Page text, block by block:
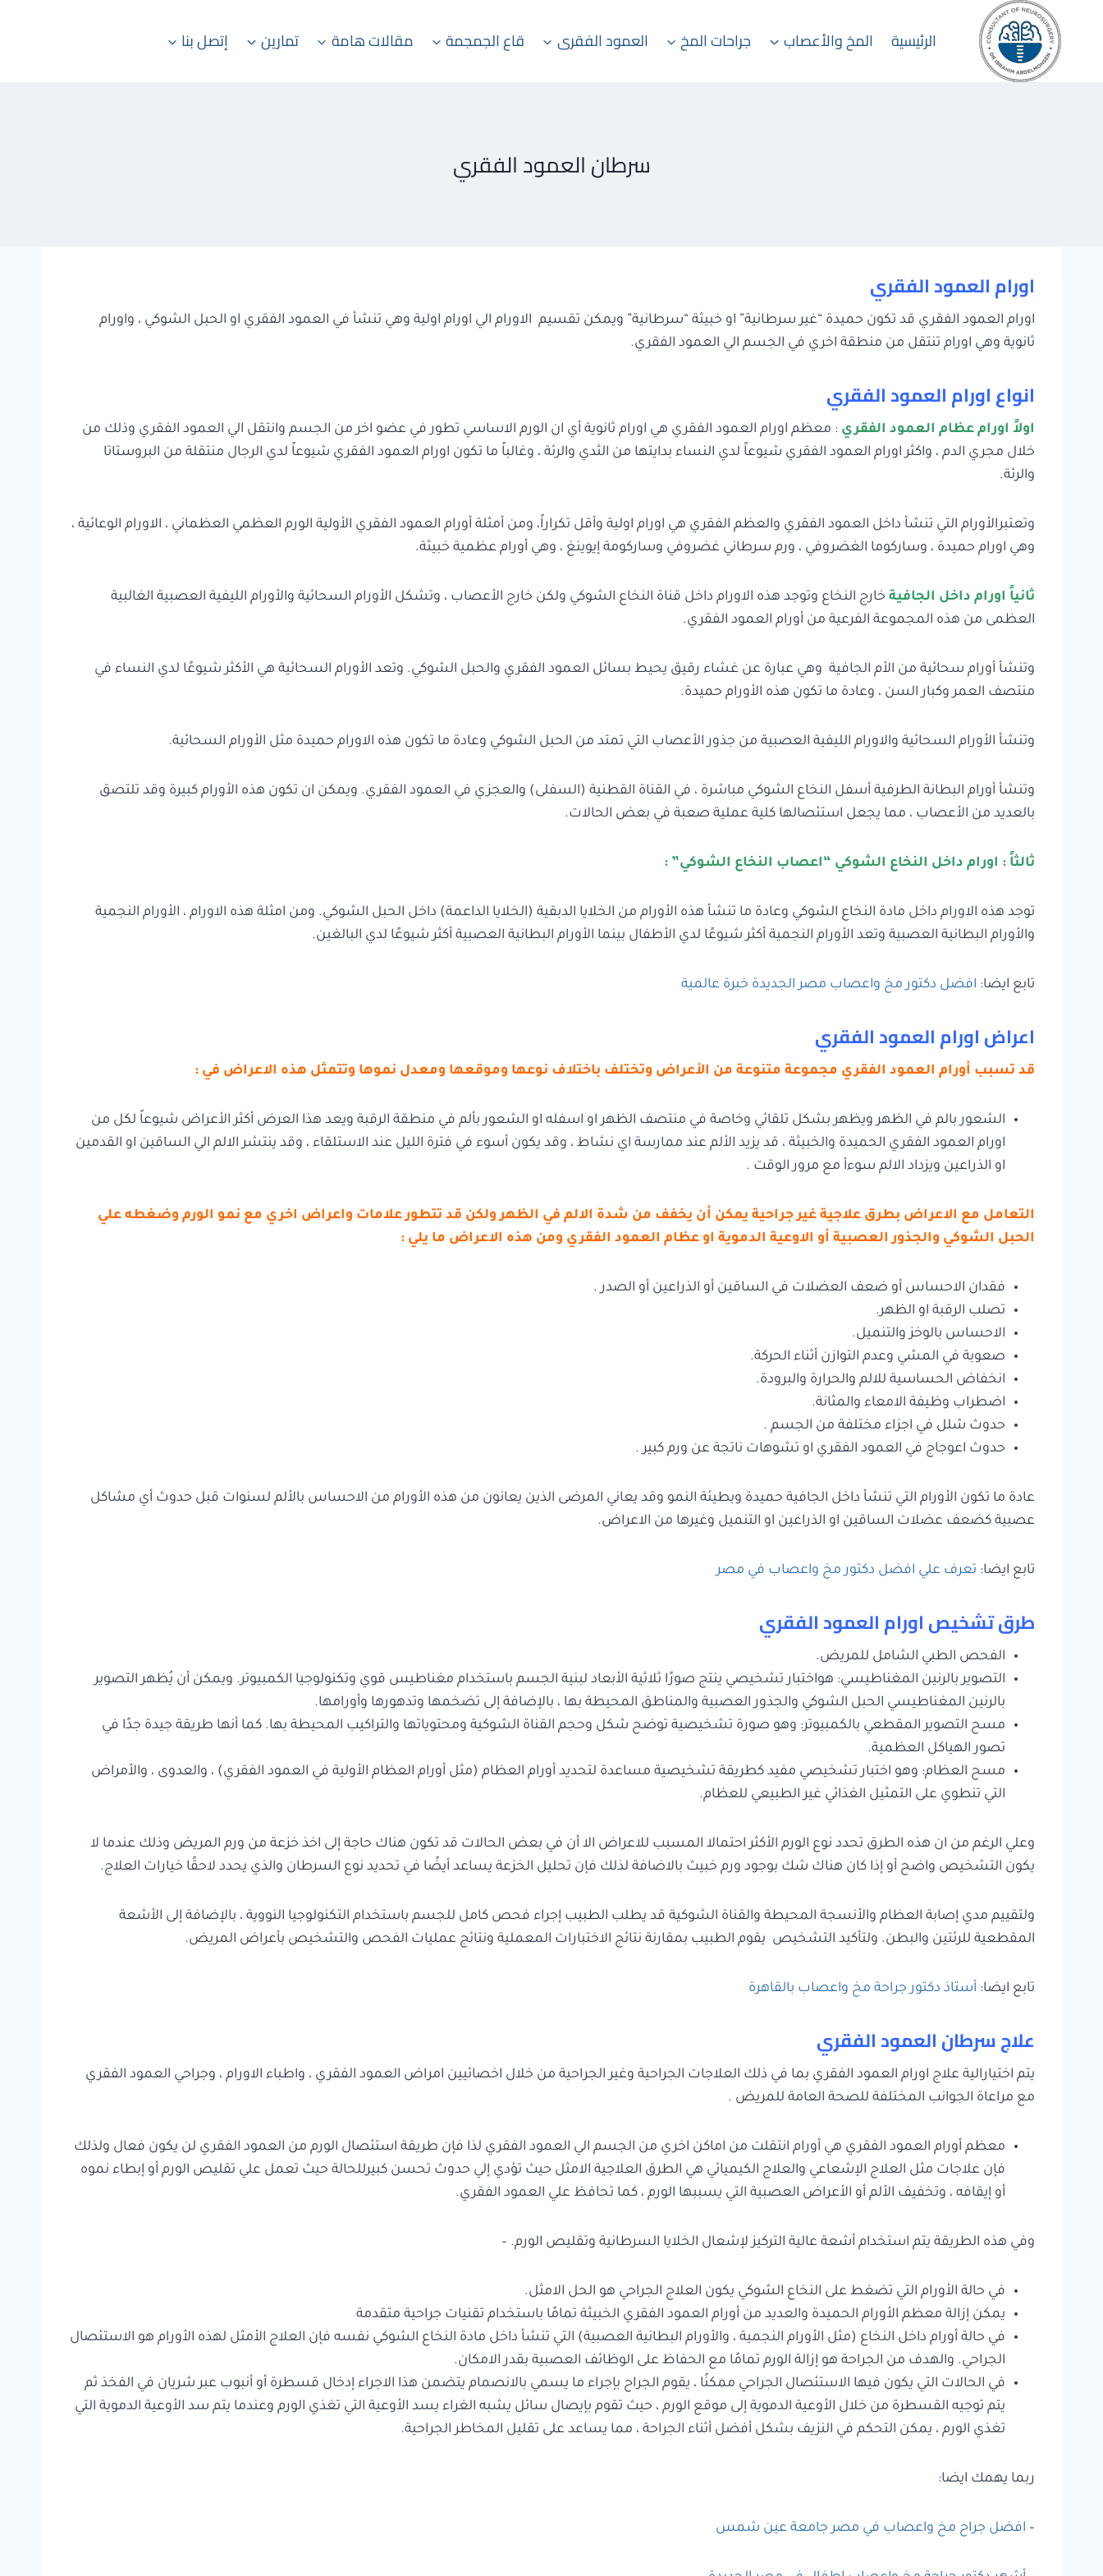
المحتوى
الرئيسية المخ والأعصاب جراحات المخ العمود الفقرى قاع الجمجمة مقالات هامة تمارين إتصل بنا
سرطان العمود الفقري
اورام العمود الفقري
اورام العمود الفقري قد تكون حميدة “غير سرطانية” او خبيثة “سرطانية” ويمكن تقسيم الاورام الي اورام اولية وهي تنشأ في العمود الفقري او الحبل الشوكي ، واورام
ثانوية وهي اورام تنتقل من منطقة اخري في الجسم الي العمود الفقري.
انواع اورام العمود الفقري
اولاً اورام عظام العمود الفقري : معظم اورام العمود الفقري هي اورام ثانوية أي ان الورم الاساسي تطور في عضو اخر من الجسم وانتقل الي العمود الفقري وذلك من
خلال مجري الدم ، واكثر اورام العمود الفقري شيوعاً لدي النساء بدايتها من الثدي والرئة ، وغالباً ما تكون اورام العمود الفقري شيوعاً لدي الرجال منتقلة من البروستاتا
والرئة.
وتعتبرالأورام التي تنشأ داخل العمود الفقري والعظم الفقري هي اورام اولية وأقل تكراراً، ومن أمثلة أورام العمود الفقري الأولية الورم العظمي العظماني ، الاورام الوعائية ،
وهي اورام حميدة ، وساركوما الغضروفي ، ورم سرطاني غضروفي وساركومة إيوينغ ، وهي أورام عظمية خبيثة.
ثانياً اورام داخل الجافية خارج النخاع وتوجد هذه الاورام داخل قناة النخاع الشوكي ولكن خارج الأعصاب ، وتشكل الأورام السحائية والأورام الليفية العصبية الغالبية
العظمى من هذه المجموعة الفرعية من أورام العمود الفقري.
وتنشأ أورام سحائية من الأم الجافية وهي عبارة عن غشاء رقيق يحيط بسائل العمود الفقري والحبل الشوكي. وتعد الأورام السحائية هي الأكثر شيوعًا لدي النساء في
منتصف العمر وكبار السن ، وعادة ما تكون هذه الأورام حميدة.
وتنشأ الأورام السحائية والاورام الليفية العصبية من جذور الأعصاب التي تمتد من الحبل الشوكي وعادة ما تكون هذه الاورام حميدة مثل الأورام السحائية.
وتنشأ أورام البطانة الطرفية أسفل النخاع الشوكي مباشرة ، في القناة القطنية (السفلى) والعجزي في العمود الفقري. ويمكن ان تكون هذه الأورام كبيرة وقد تلتصق
بالعديد من الأعصاب ، مما يجعل استئصالها كلية عملية صعبة في بعض الحالات.
ثالثاً : اورام داخل النخاع الشوكي “اعصاب النخاع الشوكي” :
توجد هذه الاورام داخل مادة النخاع الشوكي وعادة ما تنشأ هذه الأورام من الخلايا الدبقية (الخلايا الداعمة) داخل الحبل الشوكي. ومن امثلة هذه الاورام ، الأورام النجمية
والأورام البطانية العصبية وتعد الأورام النجمية أكثر شيوعًا لدي الأطفال بينما الأورام البطانية العصبية أكثر شيوعًا لدي البالغين.
تابع ايضا: افضل دكتور مخ واعصاب مصر الجديدة خبرة عالمية
اعراض اورام العمود الفقري
قد تسبب أورام العمود الفقري مجموعة متنوعة من الأعراض وتختلف باختلاف نوعها وموقعها ومعدل نموها وتتمثل هذه الاعراض في :
الشعور بالم في الظهر ويظهر بشكل تلقائي وخاصة في منتصف الظهر او اسفله او الشعور بألم في منطقة الرقبة ويعد هذا العرض أكثر الأعراض شيوعاً لكل من
اورام العمود الفقري الحميدة والخبيثة ، قد يزيد الألم عند ممارسة اي نشاط ، وقد يكون أسوء في فترة الليل عند الاستلقاء ، وقد ينتشر الالم الي الساقين او القدمين
او الذراعين ويزداد الالم سوءأ مع مرور الوقت .
التعامل مع الاعراض بطرق علاجية غير جراحية يمكن أن يخفف من شدة الالم في الظهر ولكن قد تتطور علامات واعراض اخري مع نمو الورم وضغطه علي
الحبل الشوكي والجذور العصبية أو الاوعية الدموية او عظام العمود الفقري ومن هذه الاعراض ما يلي :
فقدان الاحساس أو ضعف العضلات في الساقين أو الذراعين أو الصدر .
تصلب الرقبة او الظهر.
الاحساس بالوخز والتنميل.
صعوبة في المشي وعدم التوازن أثناء الحركة.
انخفاض الحساسية للالم والحرارة والبرودة.
اضطراب وظيفة الامعاء والمثانة.
حدوث شلل في اجزاء مختلفة من الجسم .
حدوث اعوجاج في العمود الفقري او تشوهات ناتجة عن ورم كبير .
عادة ما تكون الأورام التي تنشأ داخل الجافية حميدة وبطيئة النمو وقد يعاني المرضى الذين يعانون من هذه الأورام من الاحساس بالألم لسنوات قبل حدوث أي مشاكل
عصبية كضعف عضلات الساقين او الذراعين او التنميل وغيرها من الاعراض.
تابع ايضا: تعرف علي افضل دكتور مخ واعصاب في مصر
طرق تشخيص اورام العمود الفقري
الفحص الطبي الشامل للمريض.
التصوير بالرنين المغناطيسي: هواختبار تشخيصي ينتج صورًا ثلاثية الأبعاد لبنية الجسم باستخدام مغناطيس قوي وتكنولوجيا الكمبيوتر. ويمكن أن يُظهر التصوير
بالرنين المغناطيسي الحبل الشوكي والجذور العصبية والمناطق المحيطة بها ، بالإضافة إلى تضخمها وتدهورها وأورامها.
مسح التصوير المقطعي بالكمبيوتر: وهو صورة تشخيصية توضح شكل وحجم القناة الشوكية ومحتوياتها والتراكيب المحيطة بها. كما أنها طريقة جيدة جدًا في
تصور الهياكل العظمية.
مسح العظام: وهو اختبار تشخيصي مفيد كطريقة تشخيصية مساعدة لتحديد أورام العظام (مثل أورام العظام الأولية في العمود الفقري) ، والعدوى ، والأمراض
التي تنطوي على التمثيل الغذائي غير الطبيعي للعظام.
وعلي الرغم من ان هذه الطرق تحدد نوع الورم الأكثر احتمالا المسبب للاعراض الا أن في بعض الحالات قد تكون هناك حاجة إلى اخذ خزعة من ورم المريض وذلك عندما لا
يكون التشخيص واضح أو إذا كان هناك شك بوجود ورم خبيث بالاضافة لذلك فإن تحليل الخزعة يساعد أيضًا في تحديد نوع السرطان والذي يحدد لاحقًا خيارات العلاج.
ولتقييم مدي إصابة العظام والأنسجة المحيطة والقناة الشوكية قد يطلب الطبيب إجراء فحص كامل للجسم باستخدام التكنولوجيا النووية ، بالإضافة إلى الأشعة
المقطعية للرئتين والبطن. ولتأكيد التشخيص يقوم الطبيب بمقارنة نتائج الاختبارات المعملية ونتائج عمليات الفحص والتشخيص بأعراض المريض.
تابع ايضا: أستاذ دكتور جراحة مخ واعصاب بالقاهرة
علاج سرطان العمود الفقري
يتم اختيارالية علاج اورام العمود الفقري بما في ذلك العلاجات الجراحية وغير الجراحية من خلال اخصائيين امراض العمود الفقري ، واطباء الاورام ، وجراحي العمود الفقري
مع مراعاة الجوانب المختلفة للصحة العامة للمريض .
معظم أورام العمود الفقري هي أورام انتقلت من اماكن اخري من الجسم الي العمود الفقري لذا فإن طريقة استئصال الورم من العمود الفقري لن يكون فعال ولذلك
فإن علاجات مثل العلاج الإشعاعي والعلاج الكيميائي هي الطرق العلاجية الامثل حيث تؤدي إلي حدوث تحسن كبيرللحالة حيث تعمل علي تقليص الورم أو إبطاء نموه
أو إيقافه ، وتخفيف الألم أو الأعراض العصبية التي يسببها الورم ، كما تحافظ علي العمود الفقري.
وفي هذه الطريقة يتم استخدام أشعة عالية التركيز لإشعال الخلايا السرطانية وتقليص الورم. –
في حالة الأورام التي تضغط على النخاع الشوكي يكون العلاج الجراحي هو الحل الامثل.
يمكن إزالة معظم الأورام الحميدة والعديد من أورام العمود الفقري الخبيثة تمامًا باستخدام تقنيات جراحية متقدمة
في حالة أورام داخل النخاع (مثل الأورام النجمية ، والأورام البطانية العصبية) التي تنشأ داخل مادة النخاع الشوكي نفسه فإن العلاج الأمثل لهذه الأورام هو الاستئصال
الجراحي. والهدف من الجراحة هو إزالة الورم تمامًا مع الحفاظ على الوظائف العصبية بقدر الامكان.
في الحالات التي يكون فيها الاستئصال الجراحي ممكنًا ، يقوم الجراح بإجراء ما يسمي بالانصمام يتضمن هذا الاجراء إدخال قسطرة أو أنبوب عبر شريان في الفخذ ثم
يتم توجيه القسطرة من خلال الأوعية الدموية إلى موقع الورم ، حيث تقوم بإيصال سائل يشبه الغراء يسد الأوعية التي تغذي الورم وعندما يتم سد الأوعية الدموية التي
تغذي الورم ، يمكن التحكم في النزيف بشكل أفضل أثناء الجراحة ، مما يساعد على تقليل المخاطر الجراحية.
ربما يهمك ايضا:
– افضل جراح مخ واعصاب في مصر جامعة عين شمس